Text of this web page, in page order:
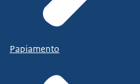
Papiamento